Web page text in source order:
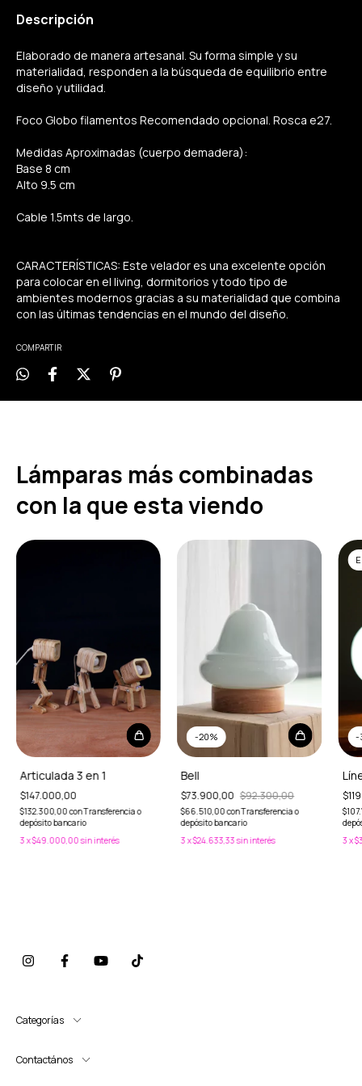
Descripción
Elaborado de manera artesanal. Su forma simple y su
materialidad, responden a la búsqueda de equilibrio entre
diseño y utilidad.
Foco Globo filamentos Recomendado opcional. Rosca e27.
Medidas Aproximadas (cuerpo demadera):
Base 8 cm
Alto 9.5 cm
Cable 1.5mts de largo.
CARACTERÍSTICAS: Este velador es una excelente opción
para colocar en el living, dormitorios y todo tipo de
ambientes modernos gracias a su materialidad que combina
con las últimas tendencias en el mundo del diseño.
COMPARTIR
Lámparas más combinadas
con la que esta viendo
Articulada 3 en 1
$147.000,00
$132.300,00conTransferencia o
depósito bancario
3 x$49.000,00 sin interés
-20%
Bell
$73.900,00 $92.300,00
$66.510,00conTransferencia o
depósito bancario
3 x$24.633,33 sin interés
-
3 x
Categorías
Contactános